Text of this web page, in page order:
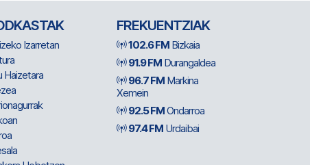
Izarretan
Haizetara
FREKUENTZIAK
102.6 FM Bizkaia
91.9 FM Durangaldea
96.7 FM Markina
Xemein
92.5 FMOndarroa
97.4 FM Urdaibai